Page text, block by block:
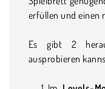
erfüllen und einen
Es gibt 2
ausprobieren